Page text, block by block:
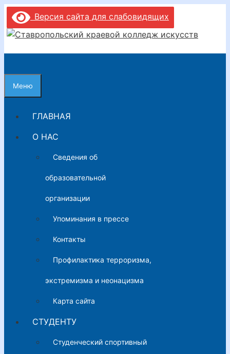
Перейти
содержимому
Версия сайта для слабовидящих
Меню
ГЛАВНАЯ
О НАС
Сведения об
образовательной
организации
Упоминания в прессе
Контакты
Профилактика терроризма,
экстремизма и неонацизма
Карта сайта
СТУДЕНТУ
Студенческий спортивный